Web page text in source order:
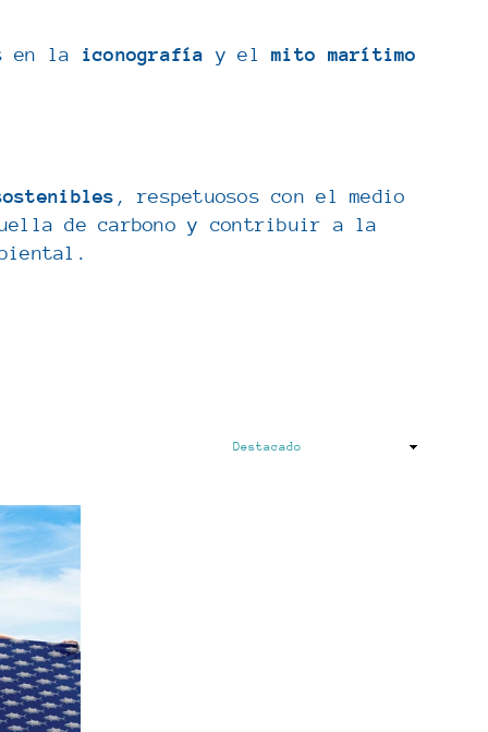
en la iconografía y elmito marítimo
, respetuosos con el medio
de carbono y contribuir a la
Ordenar